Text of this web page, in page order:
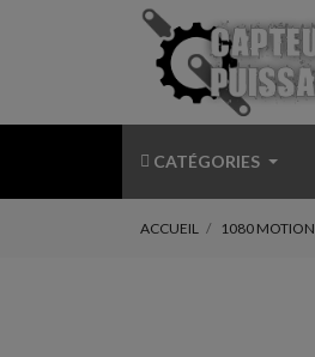
CATÉGORIES
ACCUEIL 1080 MOTION